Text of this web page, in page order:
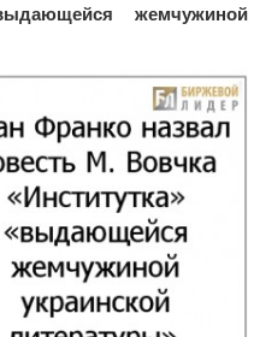
жемчужиной